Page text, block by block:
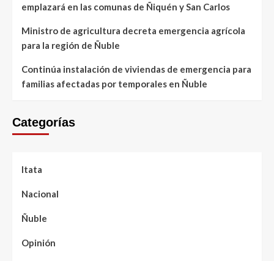
emplazará en las comunas de Ñiquén y San Carlos
Ministro de agricultura decreta emergencia agrícola
para la región de Ñuble
Continúa instalación de viviendas de emergencia para
familias afectadas por temporales en Ñuble
Categorías
Itata
Nacional
Ñuble
Opinión